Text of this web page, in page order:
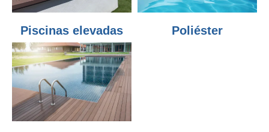
Piscinas elevadas Poliéster